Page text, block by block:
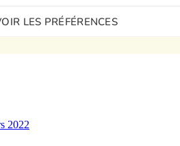
2022